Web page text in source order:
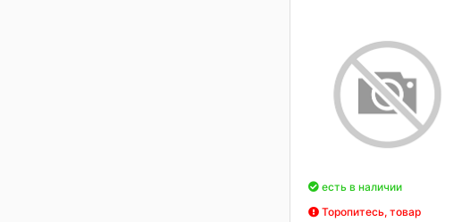
есть в наличии
Торопитесь, товар